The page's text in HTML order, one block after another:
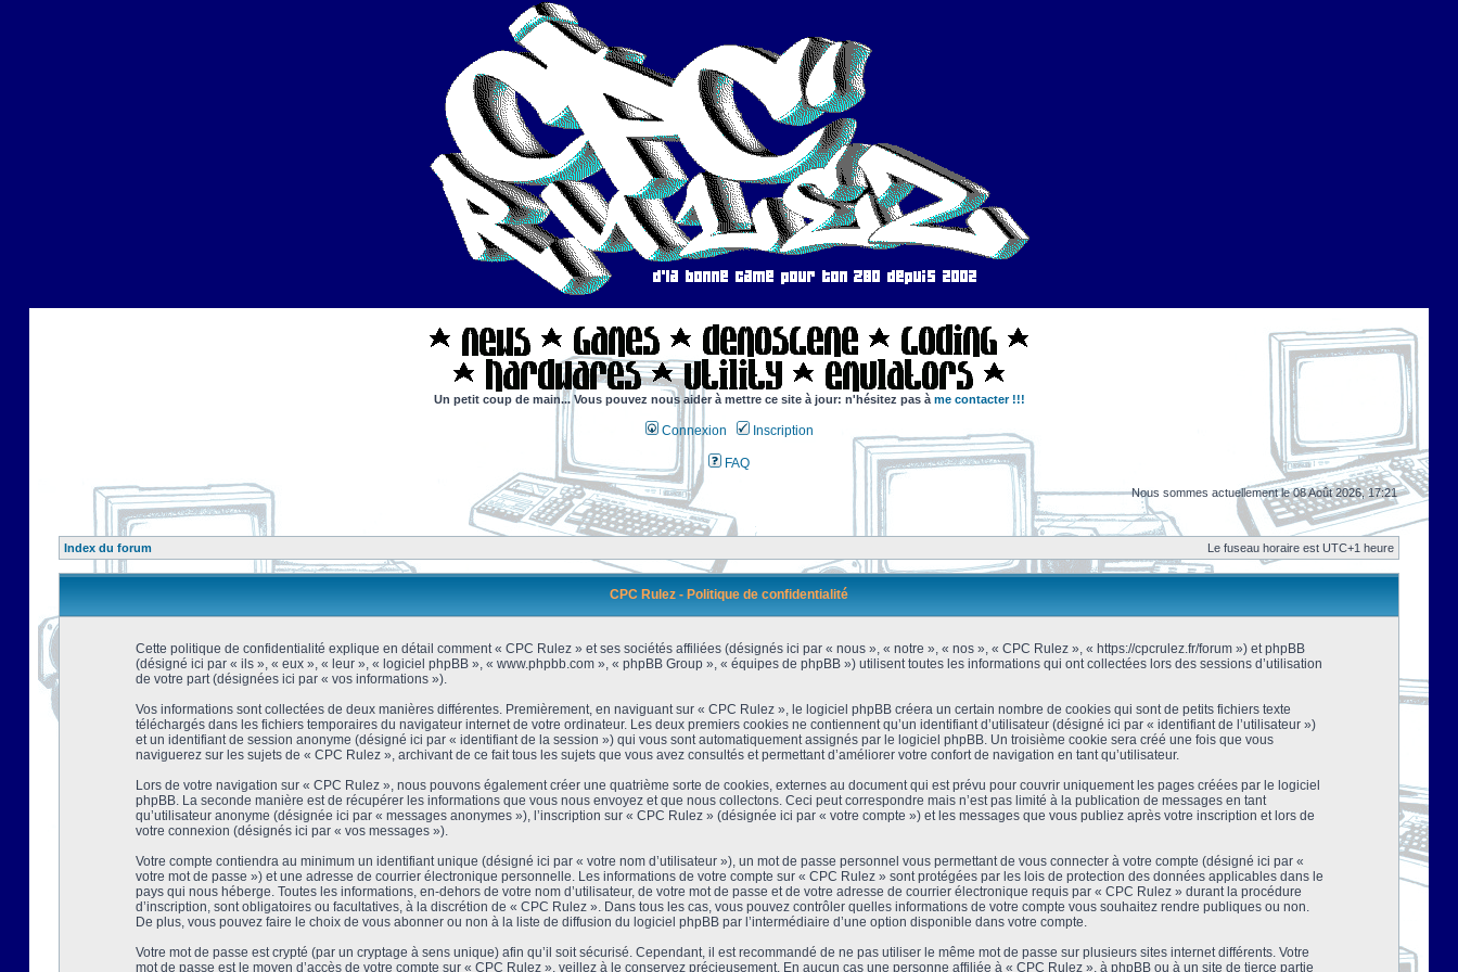
Un petit coup de main... Vous pouvez nous aider à mettre ce site à jour: n'hésitez pas à me contacter !!!
Connexion Inscription
FAQ
Nous sommes actuellement le 08 Août 2026, 17:21
Index du forum Le fuseau horaire est UTC+1 heure
CPC Rulez - Politique de confidentialité
Cette politique de confidentialité explique en détail comment « CPC Rulez » et ses sociétés affiliées (désignés ici par « nous », « notre », « nos », « CPC Rulez », « https://cpcrulez.fr/forum ») et phpBB
(désigné ici par « ils », « eux », « leur », « logiciel phpBB », « www.phpbb.com », « phpBB Group », « équipes de phpBB ») utilisent toutes les informations qui ont collectées lors des sessions d’utilisation
de votre part (désignées ici par « vos informations »).
Vos informations sont collectées de deux manières différentes. Premièrement, en naviguant sur « CPC Rulez », le logiciel phpBB créera un certain nombre de cookies qui sont de petits fichiers texte
téléchargés dans les fichiers temporaires du navigateur internet de votre ordinateur. Les deux premiers cookies ne contiennent qu’un identifiant d’utilisateur (désigné ici par « identifiant de l’utilisateur »)
et un identifiant de session anonyme (désigné ici par « identifiant de la session ») qui vous sont automatiquement assignés par le logiciel phpBB. Un troisième cookie sera créé une fois que vous
naviguerez sur les sujets de « CPC Rulez », archivant de ce fait tous les sujets que vous avez consultés et permettant d’améliorer votre confort de navigation en tant qu’utilisateur.
Lors de votre navigation sur « CPC Rulez », nous pouvons également créer une quatrième sorte de cookies, externes au document qui est prévu pour couvrir uniquement les pages créées par le logiciel
phpBB. La seconde manière est de récupérer les informations que vous nous envoyez et que nous collectons. Ceci peut correspondre mais n’est pas limité à la publication de messages en tant
qu’utilisateur anonyme (désignée ici par « messages anonymes »), l’inscription sur « CPC Rulez » (désignée ici par « votre compte ») et les messages que vous publiez après votre inscription et lors de
votre connexion (désignés ici par « vos messages »).
Votre compte contiendra au minimum un identifiant unique (désigné ici par « votre nom d’utilisateur »), un mot de passe personnel vous permettant de vous connecter à votre compte (désigné ici par «
votre mot de passe ») et une adresse de courrier électronique personnelle. Les informations de votre compte sur « CPC Rulez » sont protégées par les lois de protection des données applicables dans le
pays qui nous héberge. Toutes les informations, en-dehors de votre nom d’utilisateur, de votre mot de passe et de votre adresse de courrier électronique requis par « CPC Rulez » durant la procédure
d’inscription, sont obligatoires ou facultatives, à la discrétion de « CPC Rulez ». Dans tous les cas, vous pouvez contrôler quelles informations de votre compte vous souhaitez rendre publiques ou non.
De plus, vous pouvez faire le choix de vous abonner ou non à la liste de diffusion du logiciel phpBB par l’intermédiaire d’une option disponible dans votre compte.
Votre mot de passe est crypté (par un cryptage à sens unique) afin qu’il soit sécurisé. Cependant, il est recommandé de ne pas utiliser le même mot de passe sur plusieurs sites internet différents. Votre
mot de passe est le moyen d’accès de votre compte sur « CPC Rulez », veillez à le conservez précieusement. En aucun cas une personne affiliée à « CPC Rulez », à phpBB ou à un site de tierce partie